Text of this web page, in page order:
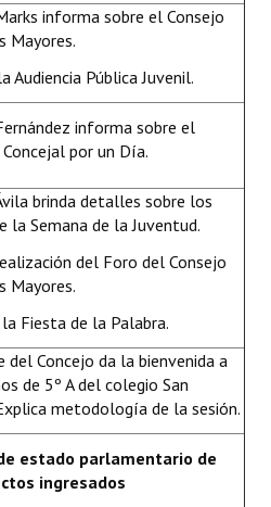
informa sobre el Consejo
Mayores.
Audiencia Pública Juvenil.
informa sobre el
por un Día.
brinda detalles sobre los
la Semana de la Juventud.
del Foro del Consejo
Mayores.
Fiesta de la Palabra.
del Concejo da la bienvenida a
de 5º A del colegio San
metodología de la sesión.
estado parlamentario de
ingresados